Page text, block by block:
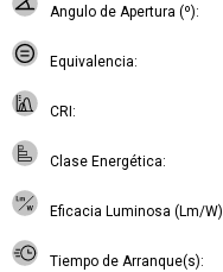
Angulo de Apertura (º)
Equivalencia
CRI
Clase Energética
Eficacia Luminosa (Lm/W)
Tiempo de Arranque(s)